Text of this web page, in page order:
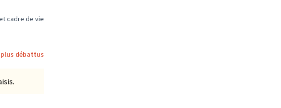
la catégorie : Environnement et cadre de vie
cadre de vie
plus débattus